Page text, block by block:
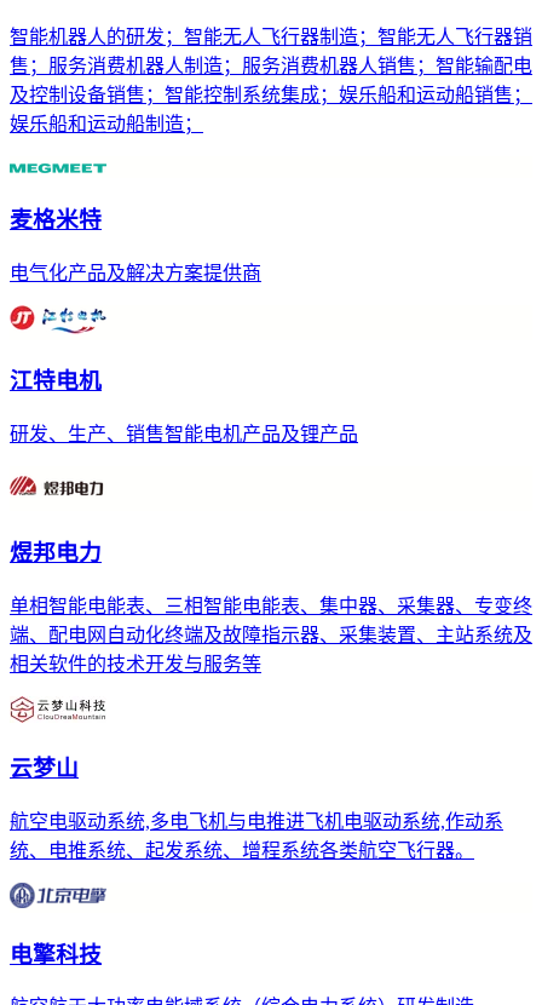
智能机器人的研发；智能无人飞行器制造；智能无人飞行器销
售；服务消费机器人制造；服务消费机器人销售；智能输配电
及控制设备销售；智能控制系统集成；娱乐船和运动船销售；
娱乐船和运动船制造；
麦格米特
电气化产品及解决方案提供商
江特电机
研发、生产、销售智能电机产品及锂产品
煜邦电力
单相智能电能表、三相智能电能表、集中器、采集器、专变终
端、配电网自动化终端及故障指示器、采集装置、主站系统及
相关软件的技术开发与服务等
云梦山
航空电驱动系统,多电飞机与电推进飞机电驱动系统,作动系
统、电推系统、起发系统、增程系统各类航空飞行器。
电擎科技